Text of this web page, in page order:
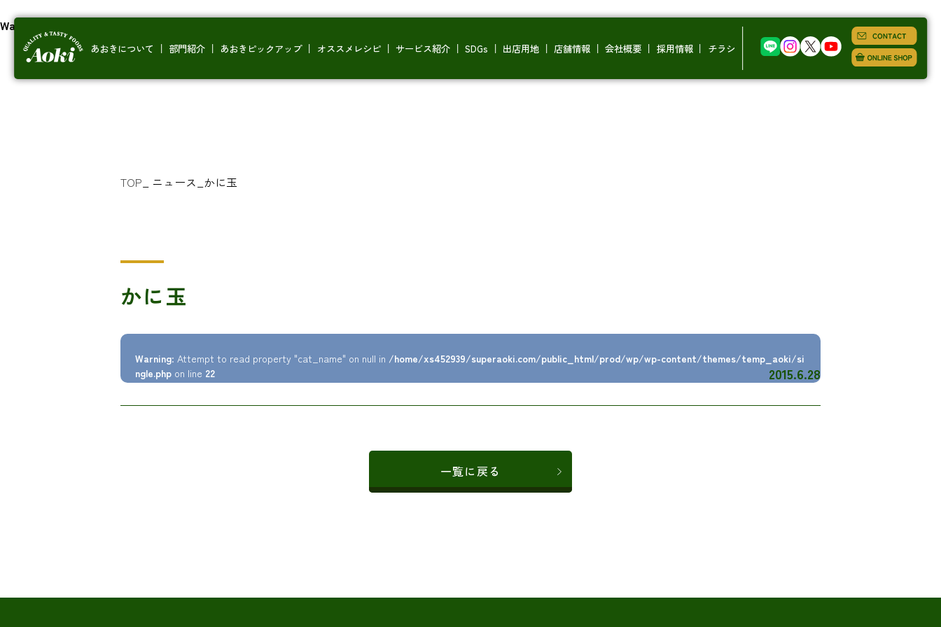
あおきについて 部門紹介 あおきピックアップ オススメレシピ サービス紹介 SDGs 出店用地 店舗情報 会社概要 採用情報 チラシ
Warning
TOP ニュース かに玉
かに玉
Warning: Attempt to read property "cat_name" on null in /home/xs452939/superaoki.com/public_html/prod/wp/wp-content/themes/temp_aoki/si
ngle.php on line 22 2015.6.28
一覧に戻る